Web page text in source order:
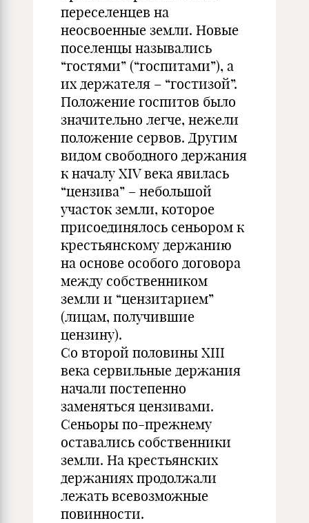
переселенцев на
неосвоенные земли. Новые
поселенцы назывались
“гостями” (“госпитами”), а
их держателя – “гостизой”.
Положение госпитов было
значительно легче, нежели
положение сервов. Другим
видом свободного держания
к началу XIV века явилась
“цензива” – небольшой
участок земли, которое
присоединялось сеньором к
крестьянскому держанию
на основе особого договора
между собственником
земли и “цензитарием”
(лицам, получившие
цензину).
Со второй половины XIII
века сервильные держания
начали постепенно
заменяться цензивами.
Сеньоры по-прежнему
оставались собственники
земли. На крестьянских
держаниях продолжали
лежать всевозможные
повинности.